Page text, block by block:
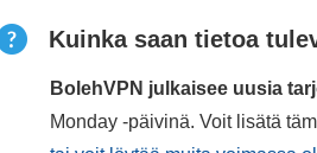
Kuinka saan tietoa
BolehVPN julkaisee uusia
Monday -päivinä. Voit lisätä